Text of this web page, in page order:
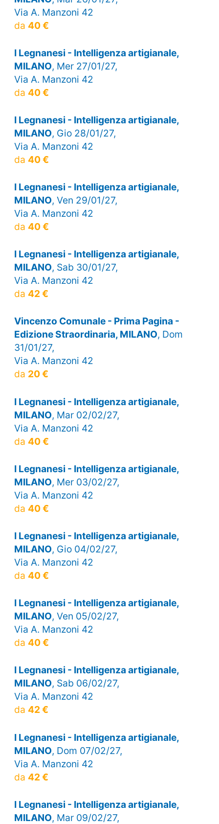
Via A. Manzoni 42
da 40 €
I Legnanesi - Intelligenza artigianale,
MILANO, Mer 27/01/27,
Via A. Manzoni 42
da 40 €
I Legnanesi - Intelligenza artigianale,
MILANO, Gio 28/01/27,
Via A. Manzoni 42
da 40 €
I Legnanesi - Intelligenza artigianale,
MILANO, Ven 29/01/27,
Via A. Manzoni 42
da 40 €
I Legnanesi - Intelligenza artigianale,
MILANO, Sab 30/01/27,
Via A. Manzoni 42
da 42 €
Vincenzo Comunale - Prima Pagina -
Edizione Straordinaria, MILANO, Dom
31/01/27,
Via A. Manzoni 42
da 20 €
I Legnanesi - Intelligenza artigianale,
MILANO, Mar 02/02/27,
Via A. Manzoni 42
da 40 €
I Legnanesi - Intelligenza artigianale,
MILANO, Mer 03/02/27,
Via A. Manzoni 42
da 40 €
I Legnanesi - Intelligenza artigianale,
MILANO, Gio 04/02/27,
Via A. Manzoni 42
da 40 €
I Legnanesi - Intelligenza artigianale,
MILANO, Ven 05/02/27,
Via A. Manzoni 42
da 40 €
I Legnanesi - Intelligenza artigianale,
MILANO, Sab 06/02/27,
Via A. Manzoni 42
da 42 €
I Legnanesi - Intelligenza artigianale,
MILANO, Dom 07/02/27,
Via A. Manzoni 42
da 42 €
I Legnanesi - Intelligenza artigianale,
MILANO, Mar 09/02/27,